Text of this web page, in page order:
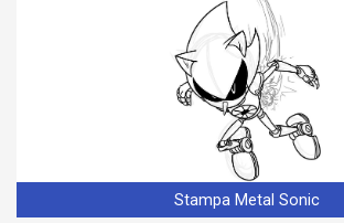
Stampa Metal Sonic